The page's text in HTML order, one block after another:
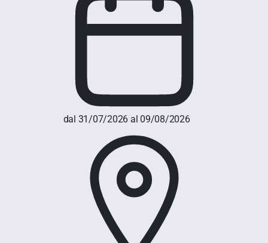
dal 31/07/2026 al 09/08/2026